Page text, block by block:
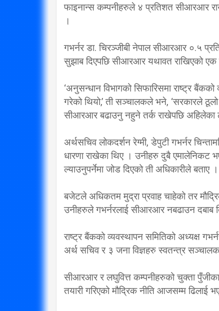
फाइनान्स कम्पनीहरुले ४ प्रतिशत सीआरआर
।
गभर्नर डा. चिरञ्जीबी नेपाल सीआरआर ०.५
सुझाब दिएपछि सीआरआर यथावत राखिएको
‘अनुसन्धान विभागको सिफारिसमा राष्ट्र
गरेको थियो,’ ती सञ्चालकले भने, ‘सरकारले
सीआरआर बढाउनु नहुने तर्क राखेपछि अहिलेका
अर्थसचिव लोकदर्शन रेग्मी, डेपुटी गभर्नर
धारणा राखेका थिए । उनीहरु दुबै एमालेनिकट
ल्याउनुपर्नेमा जोड दिएको ती अधिकारीले बताए ।
बजेटले अधिकतम मुद्रा प्रवाह चाहेको तर
उनीहरुले गभर्नरलाई सीआरआर नबढाउन दबाब
राष्ट्र बैंकको व्यवस्थापन समितिको अध्यक्ष
अर्थ सचिव र ३ जना विज्ञहरु स्वतन्त्र
सीआरआर र लघुवित्त कम्पनीहरुको चुक्ता
तयारी गरिएको मौद्रिक नीति आजसम्म ढिलाई